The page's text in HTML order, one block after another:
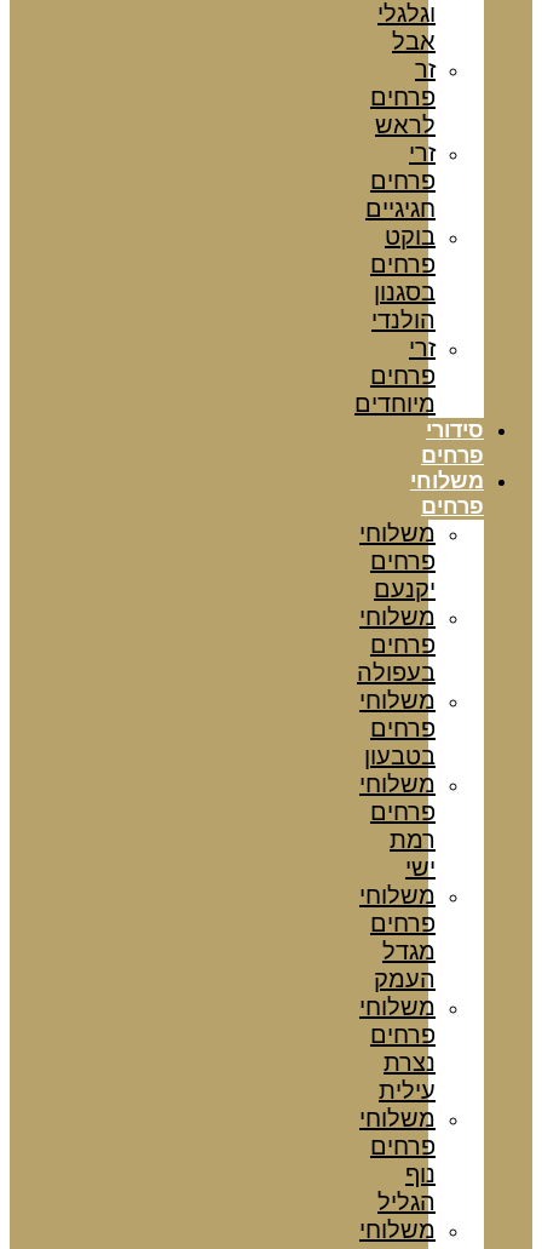
וגלגלי
אבל
זר
פרחים
לראש
זרי
פרחים
חגיגיים
בוקט
פרחים
בסגנון
הולנדי
זרי
פרחים
מיוחדים
סידורי
פרחים
משלוחי
פרחים
משלוחי
פרחים
יקנעם
משלוחי
פרחים
בעפולה
משלוחי
פרחים
בטבעון
משלוחי
פרחים
רמת
ישי
משלוחי
פרחים
מגדל
העמק
משלוחי
פרחים
נצרת
עילית
משלוחי
פרחים
נוף
הגליל
משלוחי